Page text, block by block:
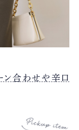
ン合わせや辛口